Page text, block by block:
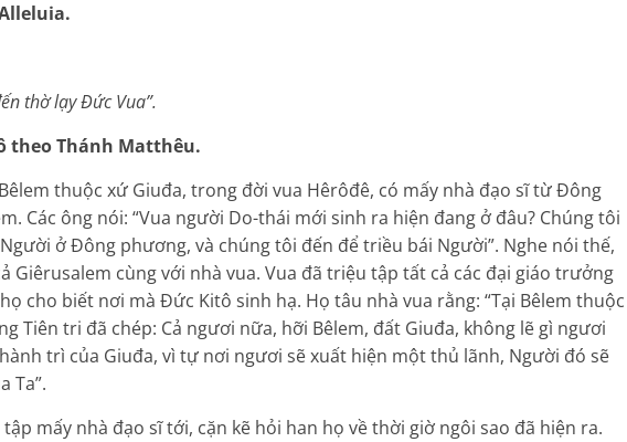
thờ lạy Đức Vua”.
theo Thánh Matthêu.
thuộc xứ Giuđa, trong đời vua Hêrôđê, có mấy nhà đạo sĩ từ Đông
Các ông nói: “Vua người Do-thái mới sinh ra hiện đang ở đâu? Chúng tôi
ở Đông phương, và chúng tôi đến để triều bái Người”. Nghe nói thế,
Giêrusalem cùng với nhà vua. Vua đã triệu tập tất cả các đại giáo trưởng
cho biết nơi mà Đức Kitô sinh hạ. Họ tâu nhà vua rằng: “Tại Bêlem thuộc
Tiên tri đã chép: Cả ngươi nữa, hỡi Bêlem, đất Giuđa, không lẽ gì ngươi
trì của Giuđa, vì tự nơi ngươi sẽ xuất hiện một thủ lãnh, Người đó sẽ
Ta”.
mấy nhà đạo sĩ tới, cặn kẽ hỏi han họ về thời giờ ngôi sao đã hiện ra.